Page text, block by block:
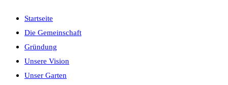
Startseite
Die Gemeinschaft
Gründung
Unsere Vision
Unser Garten